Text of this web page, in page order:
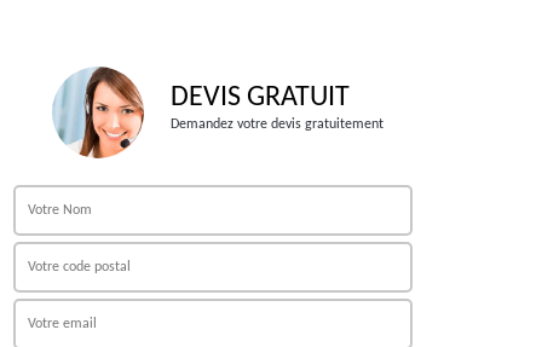
DEVIS GRATUIT
Demandez votre devis gratuitement